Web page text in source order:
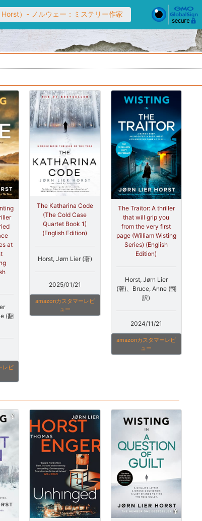
）- ノルウェー：ミステリー作家
at
(翻
レビ
The Katharina Code
(The Cold Case
Quartet Book 1)
(English Edition)
Horst, Jørn Lier (著)
2025/01/21
amazonカスタマーレビ
ュー
The Traitor: A thriller
that will grip you
from the very first
page (William Wisting
Series) (English
Edition)
Horst, Jørn Lier
(著)、Bruce, Anne (翻
訳)
2024/11/21
amazonカスタマーレビ
ュー